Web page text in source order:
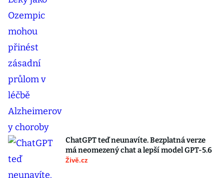
ChatGPT teď neunavíte. Bezplatná verze
má neomezený chat a lepší model GPT-5.6
Živě.cz